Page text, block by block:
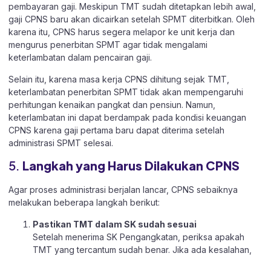
pembayaran gaji. Meskipun TMT sudah ditetapkan lebih awal,
gaji CPNS baru akan dicairkan setelah SPMT diterbitkan. Oleh
karena itu, CPNS harus segera melapor ke unit kerja dan
mengurus penerbitan SPMT agar tidak mengalami
keterlambatan dalam pencairan gaji.
Selain itu, karena masa kerja CPNS dihitung sejak TMT,
keterlambatan penerbitan SPMT tidak akan mempengaruhi
perhitungan kenaikan pangkat dan pensiun. Namun,
keterlambatan ini dapat berdampak pada kondisi keuangan
CPNS karena gaji pertama baru dapat diterima setelah
administrasi SPMT selesai.
5. Langkah yang Harus Dilakukan CPNS
Agar proses administrasi berjalan lancar, CPNS sebaiknya
melakukan beberapa langkah berikut:
Pastikan TMT dalam SK sudah sesuai
Setelah menerima SK Pengangkatan, periksa apakah
TMT yang tercantum sudah benar. Jika ada kesalahan,